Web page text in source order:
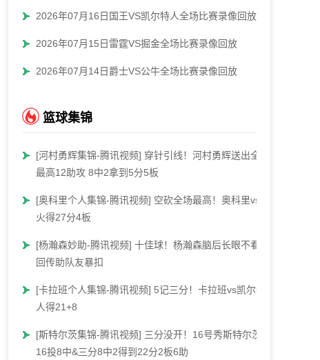
2026年07月16日国王VS凯尔特人全场比赛录像回放
2026年07月15日雷霆VS掘金全场比赛录像回放
2026年07月14日爵士VS公牛全场比赛录像回放
篮球集锦
[河村勇辉集锦-腾讯视频] 穿针引线！河村勇辉送出全场
最高12助攻 8中2拿到5分5板
[奥科里个人集锦-腾讯视频] 空砍全场最高！奥科里vs热
火得27分4板
[杨瀚森妙助-腾讯视频] 十佳球！杨瀚森脑后长眼不看人
回传助队友暴扣
[卡拉班个人集锦-腾讯视频] 5记三分！卡拉班vs凯尔特
人得21+8
[斯特尔茨集锦-腾讯视频] 三分没开！16号秀斯特尔茨
16投8中&三分8中2得到22分2板6助